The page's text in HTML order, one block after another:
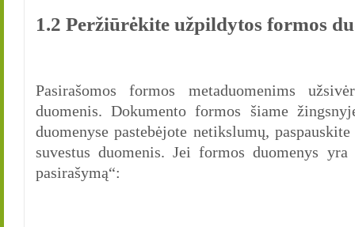
1.2 Peržiūrėkite užpildytos formos
Pasirašomos formos metaduomenims
duomenis. Dokumento formos šiame
duomenyse pastebėjote netikslumų,
suvestus duomenis. Jei formos duomenys
pasirašymą“: